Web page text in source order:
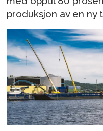
produksjon av en ny